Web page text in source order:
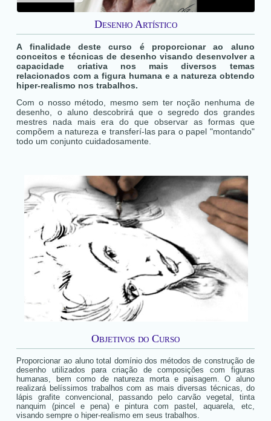
Desenho Artístico
A finalidade deste curso é proporcionar ao aluno
conceitos e técnicas de desenho visando desenvolver a
capacidade criativa nos mais diversos temas
relacionados com a figura humana e a natureza obtendo
hiper-realismo nos trabalhos.
Com o nosso método, mesmo sem ter noção nenhuma de
desenho, o aluno descobrirá que o segredo dos grandes
mestres nada mais era do que observar as formas que
compõem a natureza e transferí-las para o papel "montando"
todo um conjunto cuidadosamente.
Objetivos do Curso
Proporcionar ao aluno total domínio dos métodos de construção de
desenho utilizados para criação de composições com figuras
humanas, bem como de natureza morta e paisagem. O aluno
realizará belíssimos trabalhos com as mais diversas técnicas, do
lápis grafite convencional, passando pelo carvão vegetal, tinta
nanquim (pincel e pena) e pintura com pastel, aquarela, etc,
visando sempre o hiper-realismo em seus trabalhos.